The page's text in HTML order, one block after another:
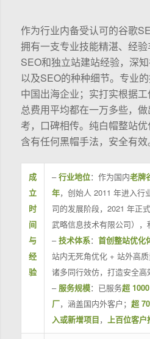
作为行业内备受认可的谷歌
拥有一支专业技能精湛、经
SEO和独立站建站经验，深
以及SEO的种种细节。专业
中国出海企业；实打实根据
总费用平均都在一万多些，
考，口碑相传。纯白帽整站
含有任何黑帽手法，安全有效
成
立
时
间
与
经
验
–行业地位：作为国内老牌
年，创始人 2011 年进入行
司的发展阶段，2021 年正
武略信息技术有限公司），
–技术体系： 首创整站优化
站内无死角优化 + 站外高
诸多同行效仿，打造安全高
– 服务规模：已服务超
厂，涵盖国内外客户； 超
入或新增项目， 上百位客户